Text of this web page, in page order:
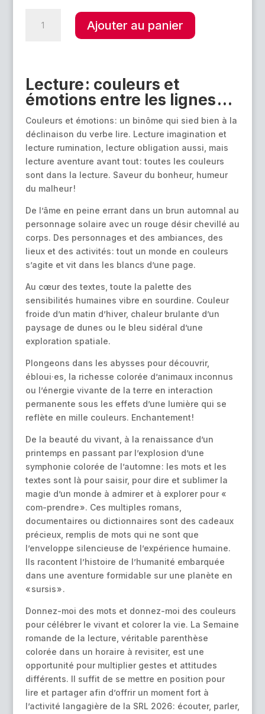
lecture
Lecture
en
couleurs
Ajouter au panier
A
a
i
v
e
:
Lecture : couleurs et
émotions entre les lignes …
Couleurs et émotions : un binôme qui sied bien à la
déclinaison du verbe lire. Lecture imagination et
lecture rumination, lecture obligation aussi, mais
lecture aventure avant tout : toutes les couleurs
sont dans la lecture. Saveur du bonheur, humeur
du malheur !
De l’âme en peine errant dans un brun automnal au
personnage solaire avec un rouge désir chevillé au
corps. Des personnages et des ambiances, des
lieux et des activités : tout un monde en couleurs
s’agite et vit dans les blancs d’une page.
Au cœur des textes, toute la palette des
sensibilités humaines vibre en sourdine. Couleur
froide d’un matin d’hiver, chaleur brulante d’un
paysage de dunes ou le bleu sidéral d’une
exploration spatiale.
Plongeons dans les abysses pour découvrir,
ébloui·es, la richesse colorée d’animaux inconnus
ou l’énergie vivante de la terre en interaction
permanente sous les effets d’une lumière qui se
reflète en mille couleurs. Enchantement !
De la beauté du vivant, à la renaissance d’un
printemps en passant par l’explosion d’une
symphonie colorée de l’automne : les mots et les
textes sont là pour saisir, pour dire et sublimer la
magie d’un monde à admirer et à explorer pour «
com-prendre ». Ces multiples romans,
documentaires ou dictionnaires sont des cadeaux
précieux, remplis de mots qui ne sont que
l’enveloppe silencieuse de l’expérience humaine.
Ils racontent l’histoire de l’humanité embarquée
dans une aventure formidable sur une planète en
« sursis » .
Donnez-moi des mots et donnez-moi des couleurs
pour célébrer le vivant et colorer la vie. La Semaine
romande de la lecture, véritable parenthèse
colorée dans un horaire à revisiter, est une
opportunité pour multiplier gestes et attitudes
différents. Il suffit de se mettre en position pour
lire et partager afin d’offrir un moment fort à
l’activité langagière de la SRL 2026 : écouter, parler,